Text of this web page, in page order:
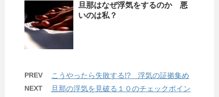
旦那はなぜ浮気をするのか 悪
いのは私？
PREV こうやったら失敗する!? 浮気の証拠集め
NEXT
旦那の浮気を見破る１０のチェックポイン